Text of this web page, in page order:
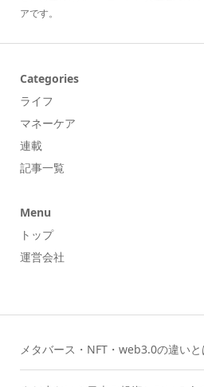
アです。
Categories
ライフ
マネーケア
連載
記事一覧
Menu
トップ
運営会社
メタバース・NFT・web3.0の違い